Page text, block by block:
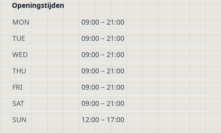
Openingstijden
MON
09:00 – 21:00
TUE
09:00 – 21:00
WED
09:00 – 21:00
THU
09:00 – 21:00
FRI
09:00 – 21:00
SAT
09:00 – 21:00
SUN
12:00 – 17:00